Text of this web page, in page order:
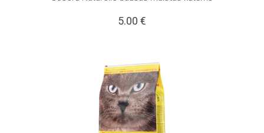
5.00 €